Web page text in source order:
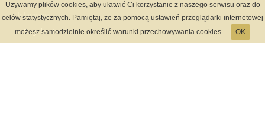
Informacje
Regulamin
Używamy plików cookies, aby ułatwić Ci korzystanie z naszego serwisu oraz do
celów statystycznych. Pamiętaj, że za pomocą ustawień przeglądarki internetowej
możesz samodzielnie określić warunki przechowywania cookies.
OK